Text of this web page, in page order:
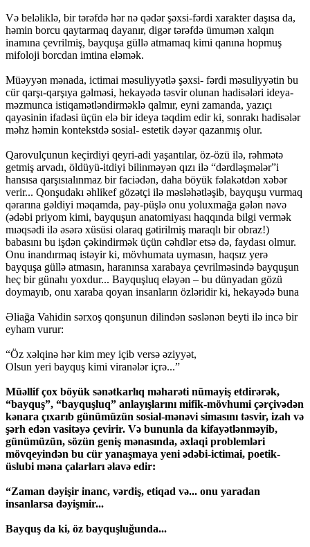
Və beləliklə, bir tərəfdə hər nə qədər şəxsi-fərdi xarakter daşısa da,
həmin borcu qaytarmaq dayanır, digər tərəfdə ümumən xalqın
inamına çevrilmiş, bayquşa güllə atmamaq kimi qanına hopmuş
mifoloji borcdan imtina eləmək.
Müəyyən mənada, ictimai məsuliyyətlə şəxsi- fərdi məsuliyyətin bu
cür qarşı-qarşıya gəlməsi, hekayədə təsvir olunan hadisələri ideya-
məzmunca istiqamətləndirməklə qalmır, eyni zamanda, yazıçı
qayəsinin ifadəsi üçün elə bir ideya təqdim edir ki, sonrakı hadisələr
məhz həmin kontekstdə sosial- estetik dəyər qazanmış olur.
Qarovulçunun keçirdiyi qeyri-adi yaşantılar, öz-özü ilə, rəhmətə
getmiş arvadı, öldüyü-itdiyi bilinməyən qızı ilə “dərdləşmələr”i
hansısa qarşısıalınmaz bir faciədən, daha böyük fəlakətdən xəbər
verir... Qonşudakı əhlikef gözətçi ilə məsləhətləşib, bayquşu vurmaq
qərarına gəldiyi məqamda, pay-püşlə onu yoluxmağa gələn nəvə
(ədəbi priyom kimi, bayquşun anatomiyası haqqında bilgi vermək
mıəqsədi ilə əsərə xüsüsi olaraq gətirilmiş maraqlı bir obraz!)
babasını bu işdən çəkindirmək üçün cəhdlər etsə də, faydası olmur.
Onu inandırmaq istəyir ki, mövhumata uymasın, haqsız yerə
bayquşa güllə atmasın, haranınsa xarabaya çevrilməsində bayquşun
heç bir günahı yoxdur... Bayquşluq eləyən – bu dünyadan gözü
doymayıb, onu xaraba qoyan insanların özləridir ki, hekayədə buna
Əliağa Vahidin sərxoş qonşunun dilindən səslənən beyti ilə incə bir
eyham vurur:
“Öz xəlqinə hər kim mey içib versə əziyyət,
Olsun yeri bayquş kimi viranələr içrə...”
Müəllif çox böyük sənətkarlıq məharəti nümayiş etdirərək,
“bayquş”, “bayquşluq” anlayışlarını mifik-mövhumi çərçivədən
kənara çıxarıb günümüzün sosial-mənəvi simasını təsvir, izah və
şərh edən vasitəyə çevirir. Və bununla da kifayətlənməyib,
günümüzün, sözün geniş mənasında, əxlaqi problemləri
mövqeyindən bu cür yanaşmaya yeni ədəbi-ictimai, poetik-
üslubi məna çalarları əlavə edir:
“Zaman dəyişir inanc, vərdiş, etiqad və... onu yaradan
insanlarsa dəyişmir...
Bayquş da ki, öz bayquşluğunda...